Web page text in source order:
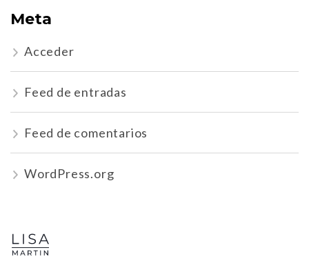
Meta
Acceder
Feed de entradas
Feed de comentarios
WordPress.org